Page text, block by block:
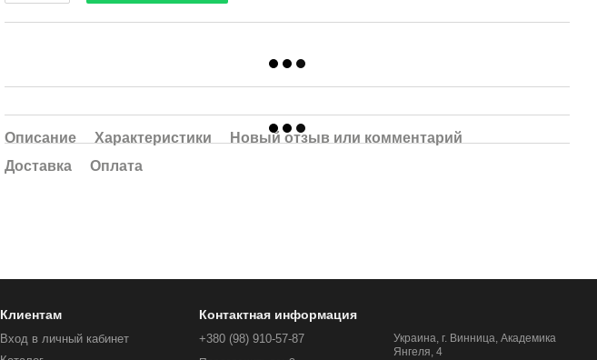
Описание Характеристики
Новый отзыв или комментарий
Доставка
Оплата
Клиентам
Вход в личный кабинет
Контактная информация
+380 (98) 910-57-87
Украина, г. Винница, Академика
Янгеля, 4